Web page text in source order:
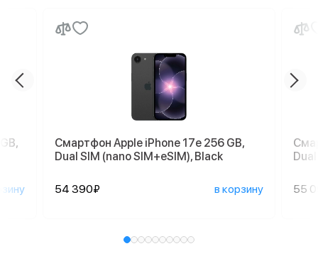
Смартфон Apple iPhone 17e 256 GB,
Dual SIM (nano SIM+eSIM), Black
54 390₽ в корзину 55